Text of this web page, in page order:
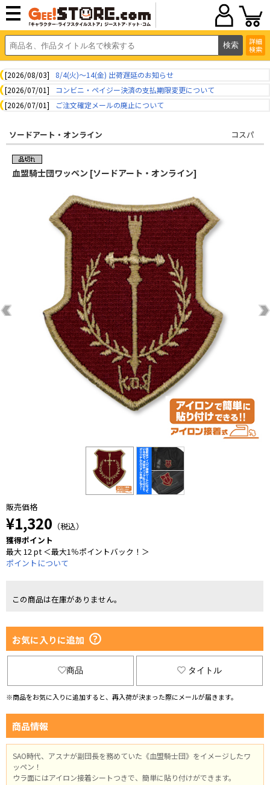
詳細
検索
[2026/08/03]
8/4(火)～14(金) 出荷遅延のお知らせ
[2026/07/01]
コンビニ・ペイジー決済の支払期限変更について
[2026/07/01]
ご注文確定メールの廃止について
ソードアート・オンライン コスパ
血盟騎士団ワッペン [ソードアート・オンライン]
販売価格
¥1,320 （税込）
獲得ポイント
最大 12 pt ＜最大1％ポイントバック！＞
ポイントについて
この商品は在庫がありません。
お気に入りに追加
商品 タイトル
※商品をお気に入りに追加すると、再入荷が決まった際にメールが届きます。
商品情報
SAO時代、アスナが副団長を務めていた《血盟騎士団》をイメージしたワ
ッペン！
ウラ面にはアイロン接着シートつきで、簡単に貼り付けができます。